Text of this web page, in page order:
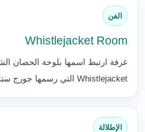
الفن
Whistlejacket Room
غرفة ارتبط اسمها بلوحة الحصان
Whistlejacket التي رسمها جورج ستابس.
الإطلالة